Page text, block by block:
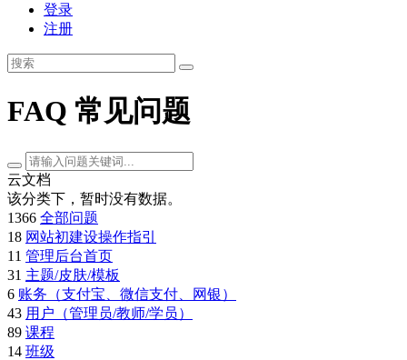
登录
注册
FAQ 常见问题
云文档
该分类下，暂时没有数据。
1366 全部问题
18 网站初建设操作指引
11 管理后台首页
31 主题/皮肤/模板
6 账务（支付宝、微信支付、网银）
43 用户（管理员/教师/学员）
89 课程
14 班级